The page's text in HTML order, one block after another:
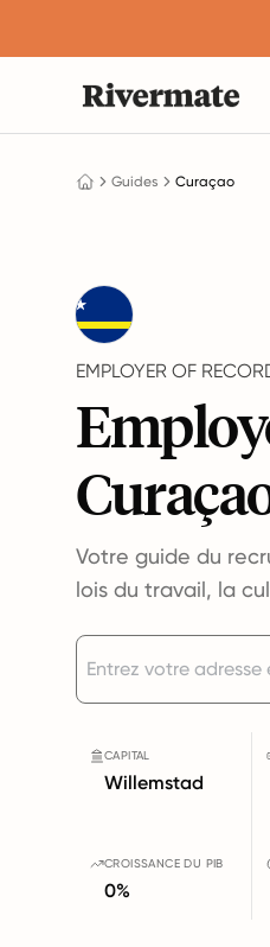
Guides Curaçao
EMPLOYER OF
Votre guide du
lois du travail, la
CAPITAL
Willemstad
CROISSANCE DU PIB
0%